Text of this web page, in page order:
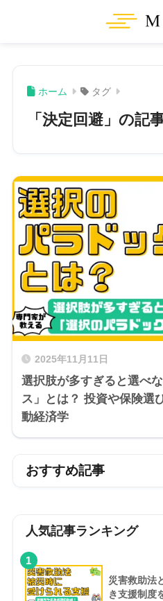
ホーム タグ
「決定回避」の記
2025年11月11日
選択肢が多すぎると選べ
ス」とは？ 投資や保険選
動経済学
おすすめ記事
人気記事ランキング
1
災害救助法
き支援制度